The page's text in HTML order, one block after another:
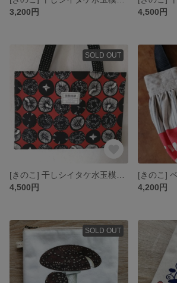
3,200円
4,500円
SOLD OUT
4,500円
4,200円
SOLD OUT